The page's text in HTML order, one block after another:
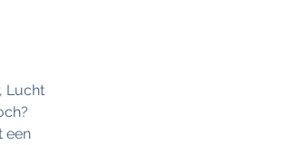
Lucht
een